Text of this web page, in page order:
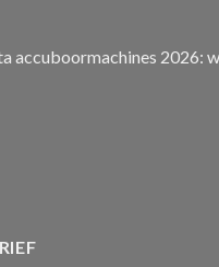
accuboormachines 2026: